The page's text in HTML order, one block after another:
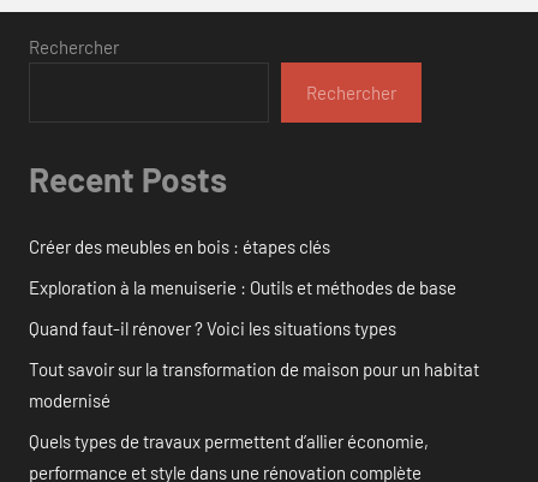
Rechercher
Rechercher
Recent Posts
Créer des meubles en bois : étapes clés
Exploration à la menuiserie : Outils et méthodes de base
Quand faut-il rénover ? Voici les situations types
Tout savoir sur la transformation de maison pour un habitat
modernisé
Quels types de travaux permettent d’allier économie,
performance et style dans une rénovation complète